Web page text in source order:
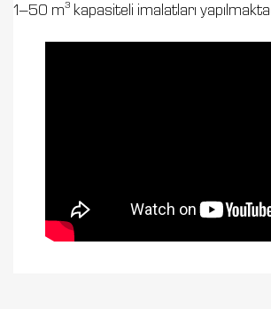
1–50 m³ kapasiteli imalatları